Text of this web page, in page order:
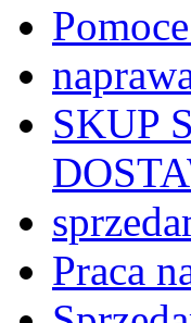
SKUP
Praca